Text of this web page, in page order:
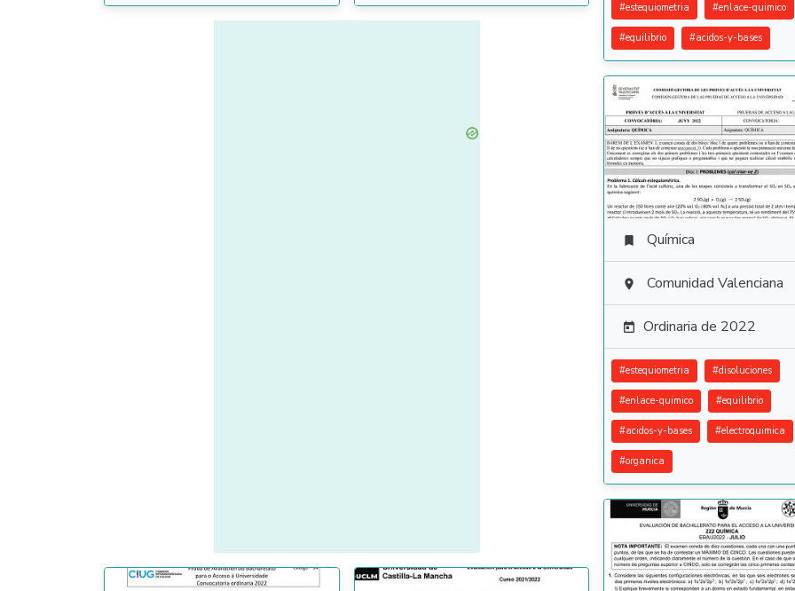
#estequiometria #enlace-quimico
#equilibrio #acidos-y-bases
 Química
 Comunidad Valenciana
 Ordinaria de 2022
#estequiometria #disoluciones
#enlace-quimico #equilibrio
#acidos-y-bases #electroquimica
#organica